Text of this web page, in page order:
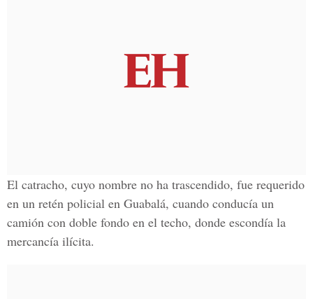
El catracho, cuyo nombre no ha trascendido, fue requerido
en un retén policial en Guabalá, cuando conducía un
camión con doble fondo en el techo, donde escondía la
mercancía ilícita.